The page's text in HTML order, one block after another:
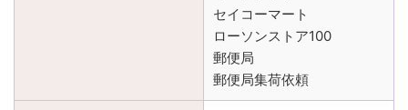
セイコーマート
ローソンストア100
郵便局
郵便局集荷依頼